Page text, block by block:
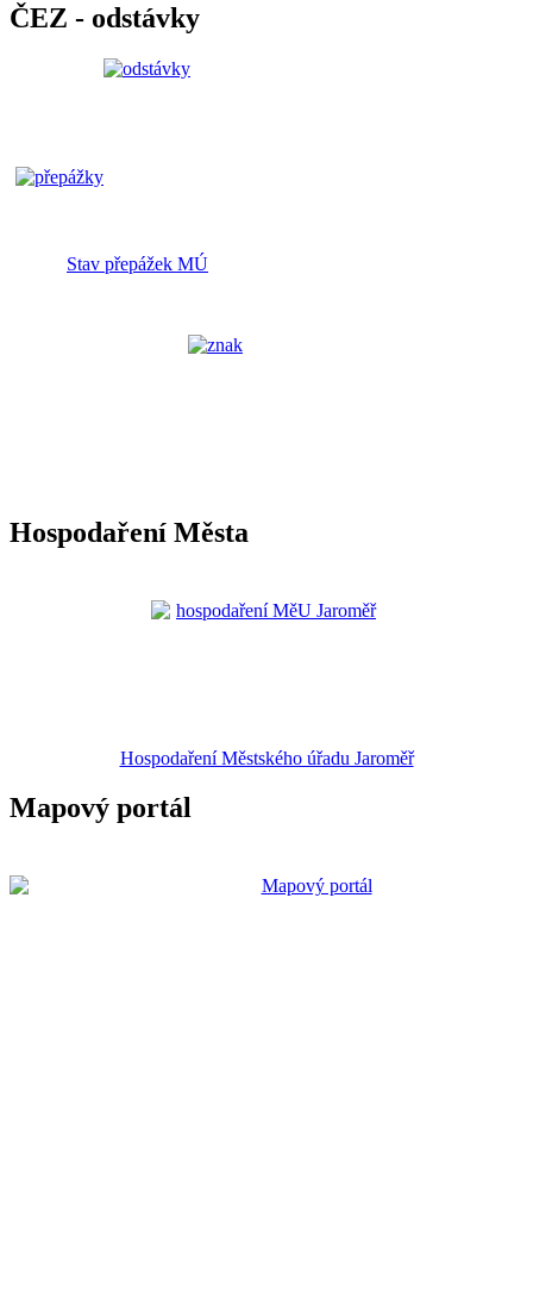
ČEZ - odstávky
Stav přepážek MÚ
Hospodaření Města
Hospodaření Městského úřadu Jaroměř
Mapový portál